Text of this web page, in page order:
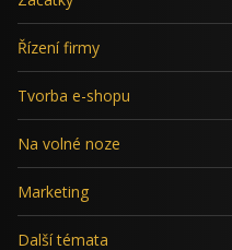
Řízení firmy
Tvorba e-shopu
Na volné noze
Marketing
Další témata